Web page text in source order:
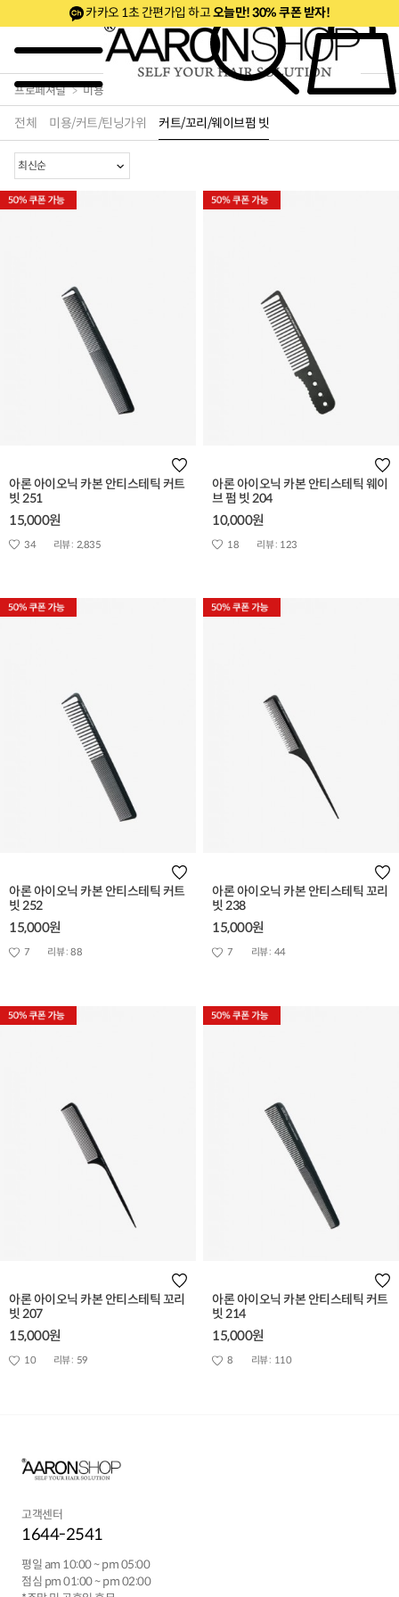
카카오 1초 간편가입 하고오늘만! 30% 쿠폰 받자!
~50%세트& 20%쿠폰 50% 깜짝특가 베스트 신제품
프로페셔널 미용가위/빗
전체 미용/커트/틴닝가위 커트/꼬리/웨이브펌 빗
아론 아이오닉 카본 안티스테틱 커트
빗 251
15,000원
34 리뷰 : 2,835
아론 아이오닉 카본 안티스테틱 웨이
브 펌 빗 204
10,000원
18 리뷰 : 123
아론 아이오닉 카본 안티스테틱 커트
빗 252
15,000원
7 리뷰 : 88
아론 아이오닉 카본 안티스테틱 꼬리
빗 238
15,000원
7 리뷰 : 44
아론 아이오닉 카본 안티스테틱 꼬리
빗 207
15,000원
10 리뷰 : 59
아론 아이오닉 카본 안티스테틱 커트
빗 214
15,000원
8 리뷰 : 110
고객센터
1644-2541
평일 am 10:00 ~ pm 05:00
점심 pm 01:00 ~ pm 02:00